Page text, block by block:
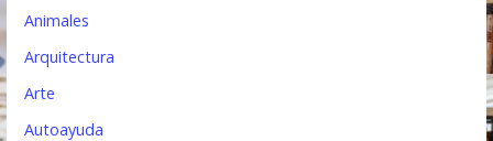
n
Animales
Arquitectura
Arte
Autoayuda